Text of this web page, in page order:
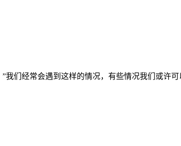
我们经常会遇到这样的情况，有些情况我们或许